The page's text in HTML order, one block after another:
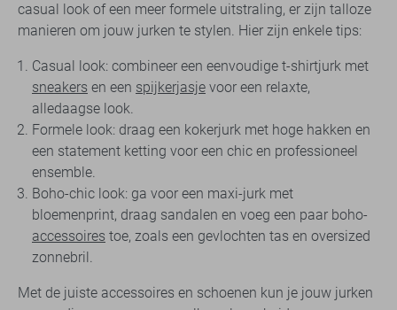
casual look of een meer formele uitstraling, er zijn talloze
manieren om jouw jurken te stylen. Hier zijn enkele tips:
Casual look: combineer een eenvoudige t-shirtjurk met
sneakers en een spijkerjasje voor een relaxte,
alledaagse look.
Formele look: draag een kokerjurk met hoge hakken en
een statement ketting voor een chic en professioneel
ensemble.
Boho-chic look: ga voor een maxi-jurk met
bloemenprint, draag sandalen en voeg een paar boho-
accessoires toe, zoals een gevlochten tas en oversized
zonnebril.
Met de juiste accessoires en schoenen kun je jouw jurken